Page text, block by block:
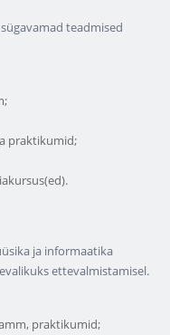
teadmised
praktikumid;
ja informaatika
ettevalmistamisel.
praktikumid;